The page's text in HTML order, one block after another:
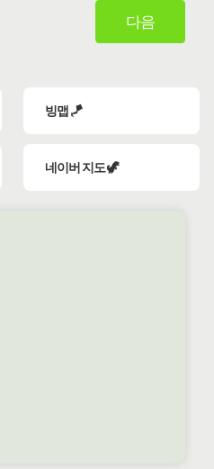
다음
빙맵 🪁
네이버 지도 🦖